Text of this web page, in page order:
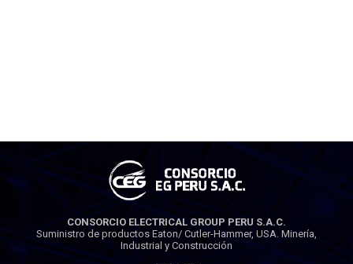
CONSORCIO ELECTRICAL GROUP PERU S.A.C.
Suministro de productos Eaton/ Cutler-Hammer, USA. Minería,
Industrial y Construcción